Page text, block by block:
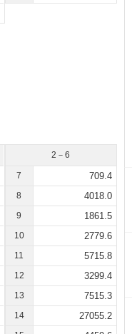
2－6
7 709.4
8 4018.0
9 1861.5
10 2779.6
11 5715.8
12 3299.4
13 7515.3
14 27055.2